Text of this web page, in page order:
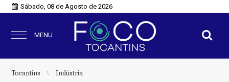
Sábado, 08 de Agosto de 2026
MENU
Tocantins Indústria